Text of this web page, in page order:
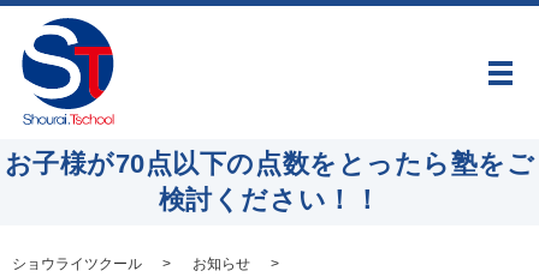
メ
お子様が70点以下の点数をとったら塾をご
検討ください！！
ショウライツクール
お知らせ